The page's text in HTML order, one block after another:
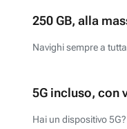
250 GB, alla
Navighi sempre a
5G incluso, con
Hai un dispositivo